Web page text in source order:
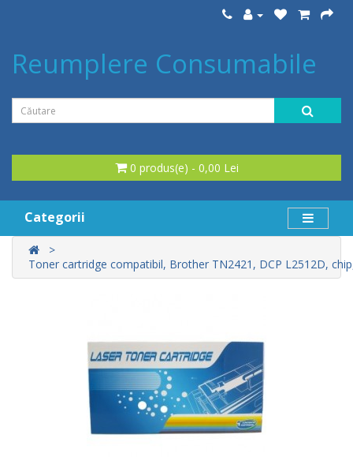
Reumplere Consumabile
0 produs(e) - 0,00 Lei
Categorii
Toner cartridge compatibil, Brother TN2421, DCP L2512D,